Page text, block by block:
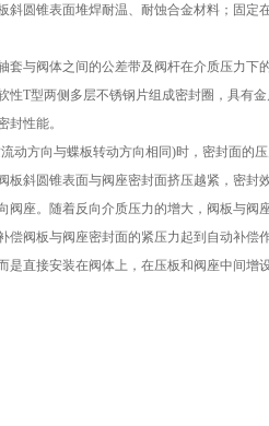
斜圆锥表面堆焊耐温、耐蚀合金材料；固定
与阀体之间的公差带及阀杆在介质压力下
性T型两侧多层不锈钢片组成密封圈，具有
封性能。
动方向与蝶板转动方向相同)时，密封面的
板斜圆锥表面与阀座密封面挤压越紧，密封
阀座。随着反向介质压力的增大，阀板与阀
偿阀板与阀座密封面的紧压力起到自动补偿
是直接安装在阀体上，在压板和阀座中间增